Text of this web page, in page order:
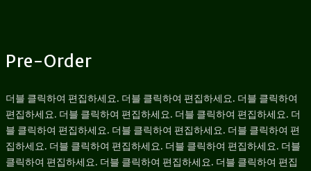
Pre-Order
더블 클릭하여 편집하세요. 더블 클릭하여 편집하세요. 더블 클릭하여
편집하세요. 더블 클릭하여 편집하세요. 더블 클릭하여 편집하세요. 더
블 클릭하여 편집하세요. 더블 클릭하여 편집하세요. 더블 클릭하여 편
집하세요. 더블 클릭하여 편집하세요. 더블 클릭하여 편집하세요. 더블
클릭하여 편집하세요. 더블 클릭하여 편집하세요. 더블 클릭하여 편집